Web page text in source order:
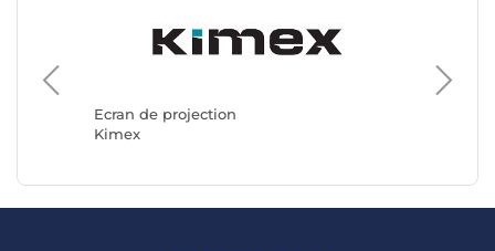
Ecran de projection
Kimex
Ecran
Oray